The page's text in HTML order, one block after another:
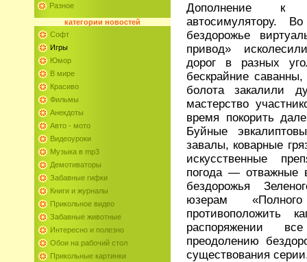
Разное
категории новостей
Софт
Игры
Юмор
В мире
Красиво
Фильмы
Анекдоты
Авто - мото
Видеоуроки
Музыка в mp3
Демотиваторы
Забавные гифки
Книги и журналы
Прикольное видео
Забавные животные
Интересно и полезно
Обои на рабочий стол
Прикольные картинки
Дополнение к
автосимулятору.
бездорожье
привод»
дорог в разных
бескрайние
болота закалили
мастерство
время покорить
Буйные
завалы, коварные
искусственные
погода — отважные
бездорожья
юзерам
распоряжении
преодолению
существования